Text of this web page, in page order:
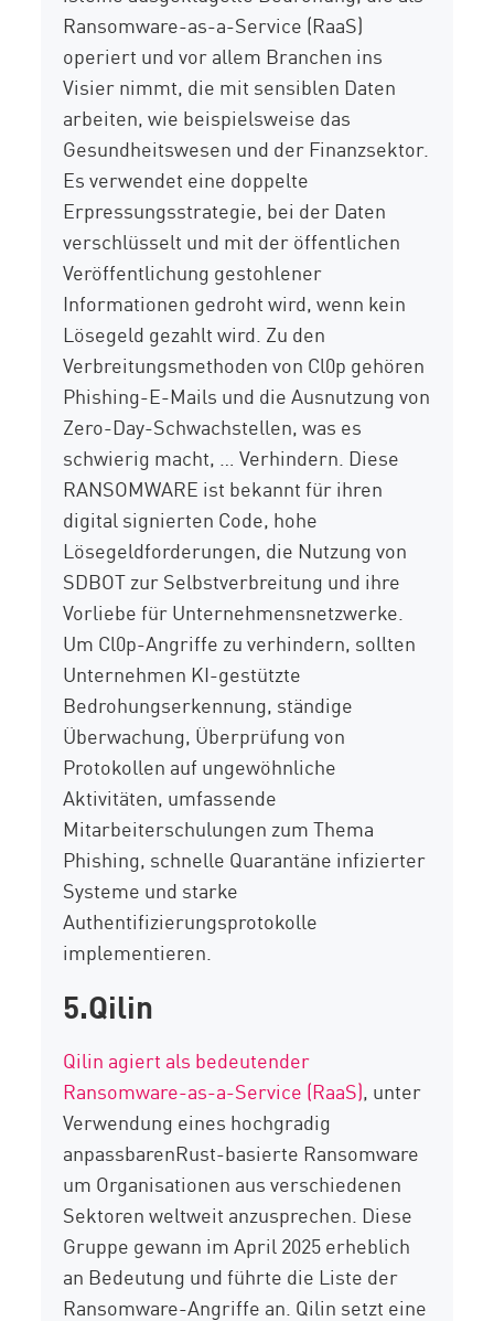
Ransomware-as-a-Service (RaaS)
operiert und vor allem Branchen ins
Visier nimmt, die mit sensiblen Daten
arbeiten, wie beispielsweise das
Gesundheitswesen und der Finanzsektor.
Es verwendet eine doppelte
Erpressungsstrategie, bei der Daten
verschlüsselt und mit der öffentlichen
Veröffentlichung gestohlener
Informationen gedroht wird, wenn kein
Lösegeld gezahlt wird. Zu den
Verbreitungsmethoden von Cl0p gehören
Phishing-E-Mails und die Ausnutzung von
Zero-Day-Schwachstellen, was es
schwierig macht, …Verhindern. Diese
RANSOMWARE ist bekannt für ihren
digital signierten Code, hohe
Lösegeldforderungen, die Nutzung von
SDBOT zur Selbstverbreitung und ihre
Vorliebe für Unternehmensnetzwerke.
Um Cl0p-Angriffe zu verhindern, sollten
Unternehmen KI-gestützte
Bedrohungserkennung, ständige
Überwachung, Überprüfung von
Protokollen auf ungewöhnliche
Aktivitäten, umfassende
Mitarbeiterschulungen zum Thema
Phishing, schnelle Quarantäne infizierter
Systeme und starke
Authentifizierungsprotokolle
implementieren.
5.Qilin
Qilin agiert als bedeutender
Ransomware-as-a-Service (RaaS), unter
Verwendung eines hochgradig
anpassbarenRust-basierte Ransomware
um Organisationen aus verschiedenen
Sektoren weltweit anzusprechen. Diese
Gruppe gewann im April 2025 erheblich
an Bedeutung und führte die Liste der
Ransomware-Angriffe an. Qilin setzt eine